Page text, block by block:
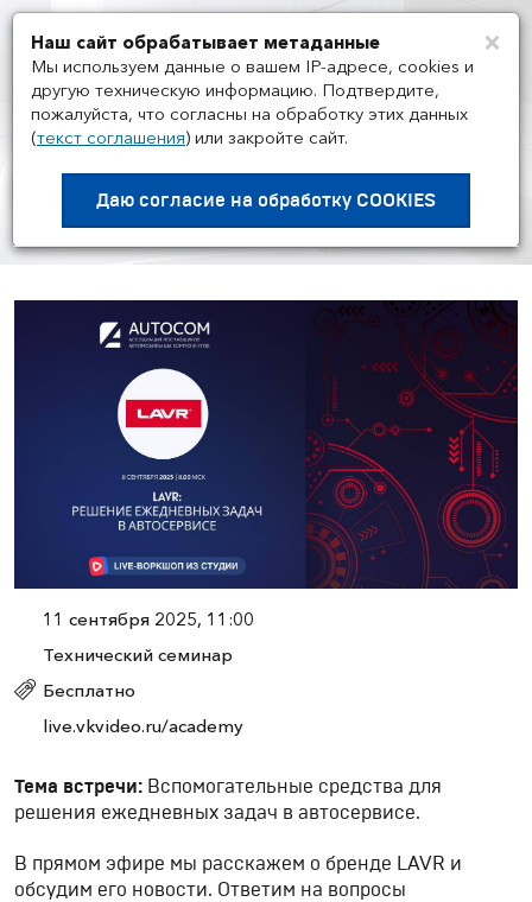
МЕРОПРИЯТИЯ/
Воркшоп Академии AUTOCOM
с представителем бренда LAVR
11 сентября 2025, 11:00
Технический семинар
Бесплатно
live.vkvideo.ru/academy
Тема встречи: Вспомогательные средства для
решения ежедневных задач в автосервисе.
В прямом эфире мы расскажем о бренде LAVR и
обсудим его новости. Ответим на вопросы
×
Наш сайт обрабатывает метаданные
Мы используем данные о вашем IP-адресе, cookies и
другую техническую информацию. Подтвердите,
пожалуйста, что согласны на обработку этих данных
(текст соглашения) или закройте сайт.
Даю согласие на обработку COOKIES